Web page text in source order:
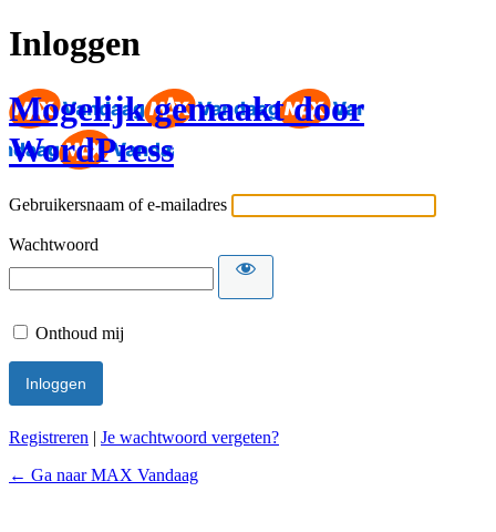
Inloggen
Mogelijk gemaakt door
WordPress
Gebruikersnaam of e-mailadres
Wachtwoord
Onthoud mij
Registreren | Je wachtwoord vergeten?
← Ga naar MAX Vandaag